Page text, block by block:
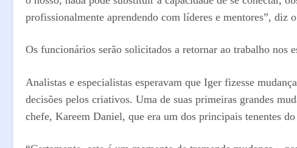
profissionalmente aprendendo com líderes e mentores”, diz
Os funcionários serão solicitados a retornar ao trabalho nos
Analistas e especialistas esperavam que Iger fizesse
decisões pelos criativos. Uma de suas primeiras grandes
chefe, Kareem Daniel, que era um dos principais tenentes